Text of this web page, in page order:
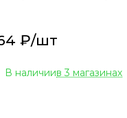
₽/шт
В наличиив 3 магазинах